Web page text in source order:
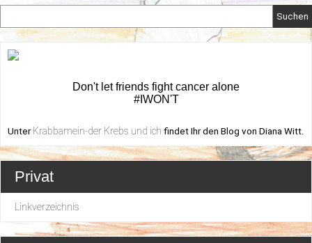
Suchen
Don't let friends fight cancer alone
#IWON'T
Unter Krabbamein-der Krebs und ich findet Ihr den Blog von Diana Witt.
Privat
Linkverzeichnis